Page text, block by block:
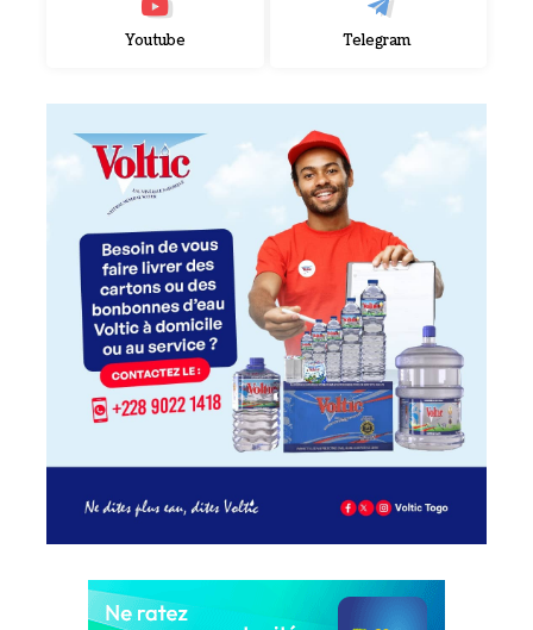
Youtube Telegram